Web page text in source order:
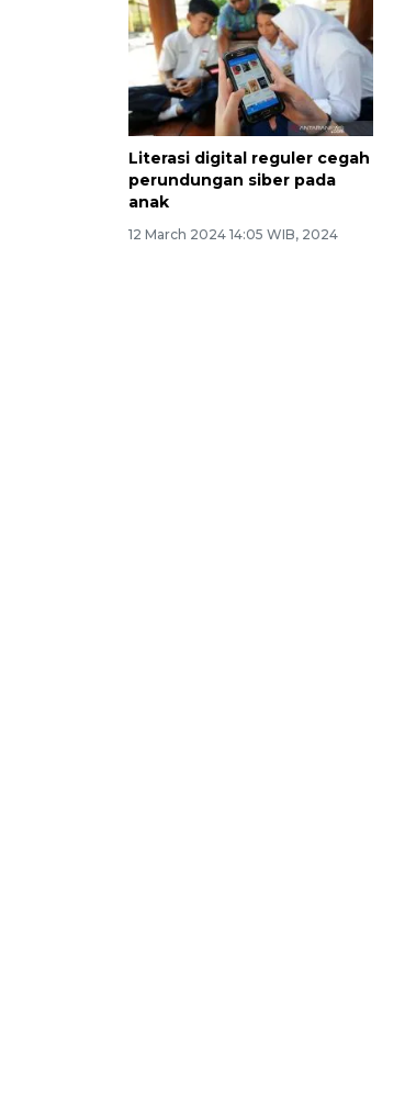
Literasi digital reguler cegah
perundungan siber pada
anak
12 March 2024 14:05 WIB, 2024